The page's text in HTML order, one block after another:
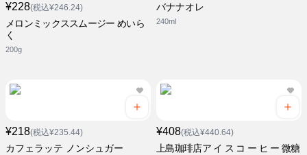
¥228(税込¥246.24)
メロンミックススムージー めいら
く
200g
バナナオレ
240ml
¥218(税込¥235.44)
カフェラッテ ノンシュガー
¥408(税込¥440.64)
上島珈琲店ア イ ス コ ー ヒ ー 微糖